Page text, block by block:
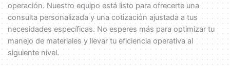
operación. Nuestro equipo está listo para ofrecerte una
consulta personalizada y una cotización ajustada a tus
necesidades específicas. No esperes más para optimizar tu
manejo de materiales y llevar tu eficiencia operativa al
siguiente nivel.